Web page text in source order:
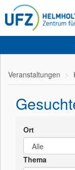
Veranstaltungen
Ort
Thema